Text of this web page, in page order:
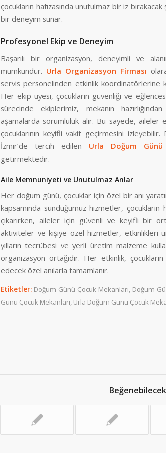
çocukların hafızasında unutulmaz bir iz
bir deneyim sunar.
Profesyonel Ekip ve Deneyim
Başarılı bir organizasyon, deneyimli ve
mümkündür. Urla Organizasyon Firması
servis personelinden etkinlik koordinatörlerine
Her ekip üyesi, çocukların güvenliği ve
sürecinde ekiplerimiz, mekanın
aşamalarda sorumluluk alır. Bu sayede,
çocuklarının keyifli vakit geçirmesini
İzmir’de tercih edilen Urla Doğum Günü
getirmektedir.
Aile Memnuniyeti ve Unutulmaz Anlar
Her doğum günü, çocuklar için özel bir anı
kapsamında sunduğumuz hizmetler, çocukların
çıkarırken, aileler için güvenli ve keyifli bir
aktiviteler ve kişiye özel hizmetler, etkinlikleri
yılların tecrübesi ve yerli üretim malzeme
organizasyon ortağıdır. Her etkinlik,
edecek özel anılarla tamamlanır.
Etiketler: Doğum Günü Çocuk Mekanları, Doğum
Günü Çocuk Mekanları, Urla Doğum Günü Çocuk